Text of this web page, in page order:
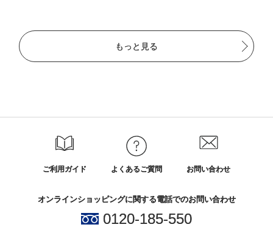
もっと見る
ご利用ガイド よくあるご質問 お問い合わせ
オンラインショッピングに関する電話でのお問い合わせ
0120-185-550